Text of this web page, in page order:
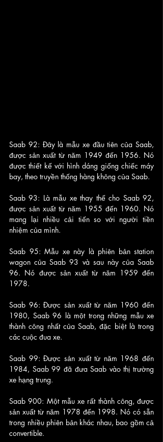
Saab 92: Đây là mẫu xe đầu tiên của Saab,
được sản xuất từ năm 1949 đến 1956. Nó
được thiết kế với hình dáng giống chiếc máy
bay, theo truyền thống hàng không của Saab.
Saab 93: Là mẫu xe thay thế cho Saab 92,
được sản xuất từ năm 1955 đến 1960. Nó
mang lại nhiều cải tiến so với người tiền
nhiệm của mình.
Saab 95: Mẫu xe này là phiên bản station
wagon của Saab 93 và sau này của Saab
96. Nó được sản xuất từ năm 1959 đến
1978.
Saab 96: Được sản xuất từ năm 1960 đến
1980, Saab 96 là một trong những mẫu xe
thành công nhất của Saab, đặc biệt là trong
các cuộc đua xe.
Saab 99: Được sản xuất từ năm 1968 đến
1984, Saab 99 đã đưa Saab vào thị trường
xe hạng trung.
Saab 900: Một mẫu xe rất thành công, được
sản xuất từ năm 1978 đến 1998. Nó có sẵn
trong nhiều phiên bản khác nhau, bao gồm cả
convertible.